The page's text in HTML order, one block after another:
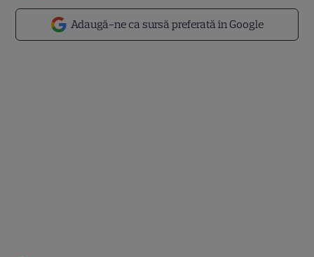
Adaugă-ne ca sursă preferată în Google